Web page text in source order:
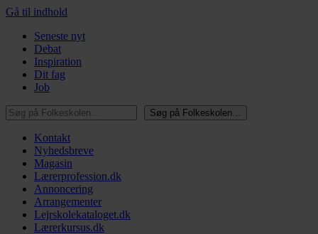
Gå til indhold
Seneste nyt
Debat
Inspiration
Dit fag
Job
Søg på Folkeskolen…
Søg på Folkeskolen…
Kontakt
Nyhedsbreve
Magasin
Lærerprofession.dk
Annoncering
Arrangementer
Lejrskolekataloget.dk
Lærerkursus.dk